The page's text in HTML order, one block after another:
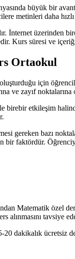
büyük bir
metinleri daha
İnternet üzerinden
Kurs süresi ve
Ortaokul
için
ve zayıf
birebir etkileşim
gereken bazı
bir faktördür.
Matematik özel
alınmasını tavsiye
dakikalık ücretsiz